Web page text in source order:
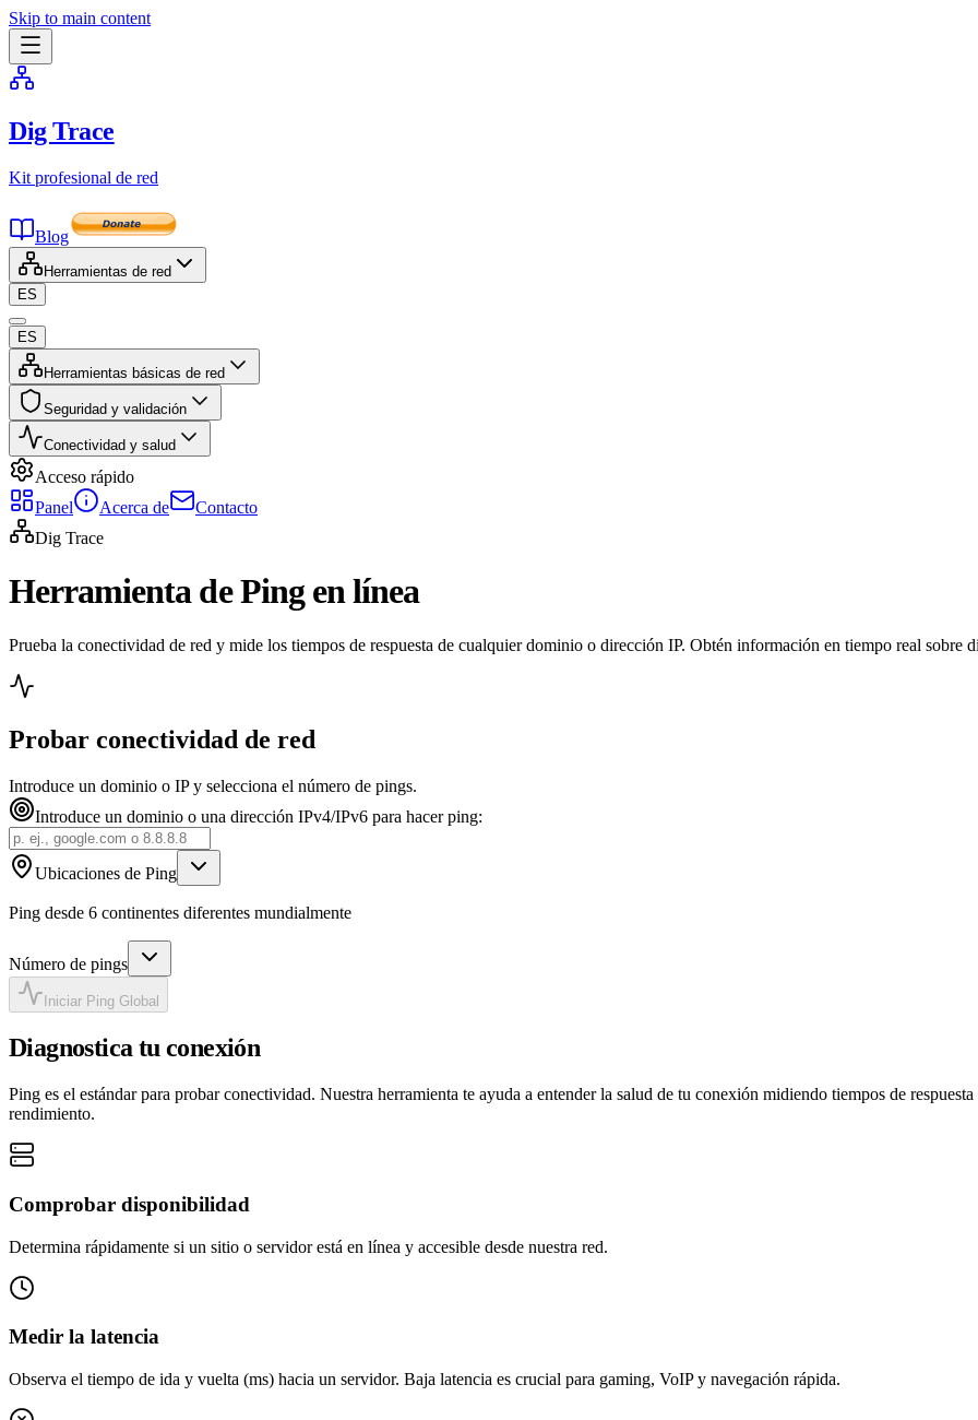
Skip to main content
Dig Trace
Kit profesional de red
Blog
Herramientas de red
ES
ES
Herramientas básicas de red
Seguridad y validación
Conectividad y salud
Acceso rápido
Panel
Acerca de
Contacto
Dig Trace
Herramienta de Ping en línea
Prueba la conectividad de red y mide los tiempos de respuesta de cualquier dominio o dirección IP. Obtén información en tiempo real sobre
Probar conectividad de red
Introduce un dominio o IP y selecciona el número de pings.
Introduce un dominio o una dirección IPv4/IPv6 para hacer ping:
Ubicaciones de Ping
Ping desde 6 continentes diferentes mundialmente
Número de pings
Iniciar Ping Global
Diagnostica tu conexión
Ping es el estándar para probar conectividad. Nuestra herramienta te ayuda a entender la salud de tu conexión midiendo tiempos de
rendimiento.
Comprobar disponibilidad
Determina rápidamente si un sitio o servidor está en línea y accesible desde nuestra red.
Medir la latencia
Observa el tiempo de ida y vuelta (ms) hacia un servidor. Baja latencia es crucial para gaming, VoIP y navegación rápida.